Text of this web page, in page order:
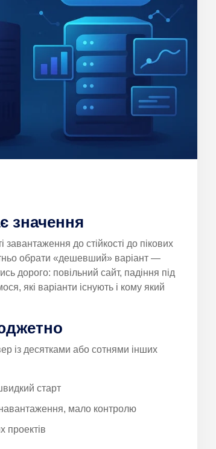
значення
до стійкості до пікових
обрати «дешевший» варіант —
дорого: повільний сайт, падіння під
які варіанти існують і кому який
із десятками або сотнями інших
старт
навантаження, мало контролю
проектів